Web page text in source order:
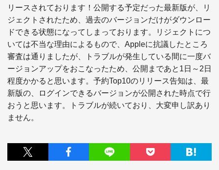
リースされております！公開する予定だった最新版が、リ
ジェクトされたため、過去のバージョンだけがダウンロー
ドできる状態になってしまっております。リジェクトにつ
いては不当な理由によるもので、Appleに抗議したところ
審査は通りましたが、トラブルが発生している間に一度バ
ージョンアップをおこなったため、公開まであと1日～2日
程度かかると思います。予約Top10のリリース告知は、最
新版の、ログインできるバージョンが公開された時点で行
おうと思います。トラブルが続いており、大変申し訳あり
ません。